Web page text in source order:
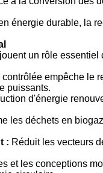
énergie durable, la
un rôle
contrôlée empêche le
puissants.
d'énergie
les déchets en
: Réduit les vecteurs
et les conceptions